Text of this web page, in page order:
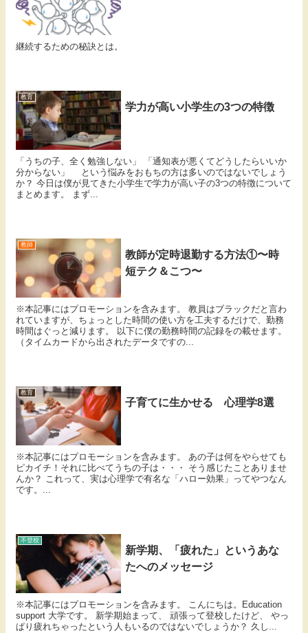
継続するための秘訣とは。
教育
学力が高い小学生の3つの特徴
「うちの子、全く勉強しない」 「通知表が悪くてどうしたらいいか
分からない」 という悩みをおもちの方は多いのではないでしょう
か？ 今日は僕が見てきた小学生で学力が高い子の3つの特徴について
まとめます。 まず...
教師
教師が定時退勤する方法①〜時
短テク＆こつ〜
※本記事にはプロモーションを含みます。 教員はブラックだと言わ
れていますが、ちょっとした時間の使い方を工夫するだけで、勤務
時間はぐっと減ります。 以下に僕の勤務時間の記録をの載せます。
（タイムカードから出されたデータですの...
教育
子育てに生かせる 心理学8選
※本記事にはプロモーションを含みます。 あの子は何をやらせても
ピカイチ！それに比べてうちの子は・・・ そう感じたことありませ
んか？ これって、実は心理学で有名な「ハロー効果」ってやつなん
です。...
不登校
新学期、「疲れた」というあな
たへのメッセージ
※本記事にはプロモーションを含みます。 こんにちは。Education
support 大学です。 新学期始まって、 頑張って登校したけど、 やっ
ぱり疲れちゃったという人もいるのではないでしょうか？ 久し...